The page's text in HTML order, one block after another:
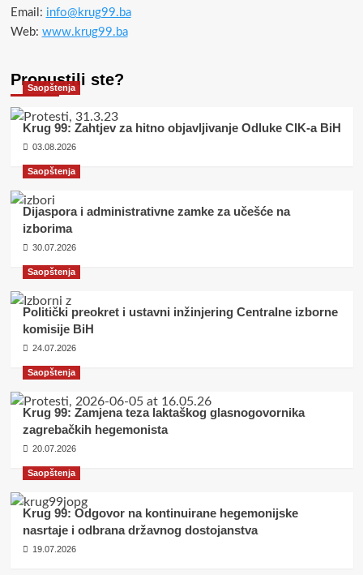
Email: info@krug99.ba
Web: www.krug99.ba
Propustili ste?
Saopštenja
Krug 99: Zahtjev za hitno objavljivanje Odluke CIK-a BiH
03.08.2026
Saopštenja
Dijaspora i administrativne zamke za učešće na
izborima
30.07.2026
Saopštenja
Politički preokret i ustavni inžinjering Centralne izborne
komisije BiH
24.07.2026
Saopštenja
Krug 99: Zamjena teza laktaškog glasnogovornika
zagrebačkih hegemonista
20.07.2026
Saopštenja
Krug 99: Odgovor na kontinuirane hegemonijske
nasrtaje i odbrana državnog dostojanstva
19.07.2026